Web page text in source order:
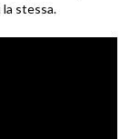
la stessa.